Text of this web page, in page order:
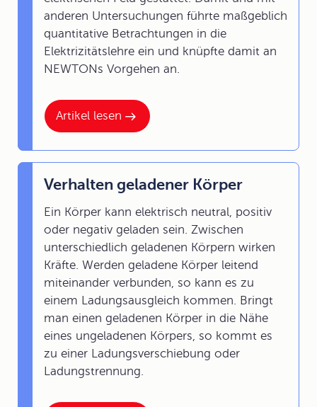
Artikel lesen
anderen Untersuchungen führte maßgeblich
quantitative Betrachtungen in die
Elektrizitätslehre ein und knüpfte damit an
NEWTONs Vorgehen an.
Verhalten geladener Körper
Ein Körper kann elektrisch neutral, positiv
oder negativ geladen sein. Zwischen
unterschiedlich geladenen Körpern wirken
Kräfte. Werden geladene Körper leitend
miteinander verbunden, so kann es zu
einem Ladungsausgleich kommen. Bringt
man einen geladenen Körper in die Nähe
eines ungeladenen Körpers, so kommt es
zu einer Ladungsverschiebung oder
Ladungstrennung.